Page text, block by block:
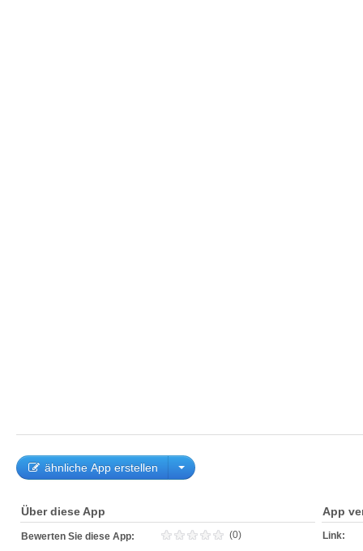
ähnliche App erstellen
Über diese App
Bewerten Sie diese App: (0)
App
Link: